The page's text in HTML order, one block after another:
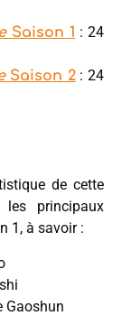
Saison 1 : 24
Saison 2: 24
de cette
les principaux
1, à savoir :
Gaoshun